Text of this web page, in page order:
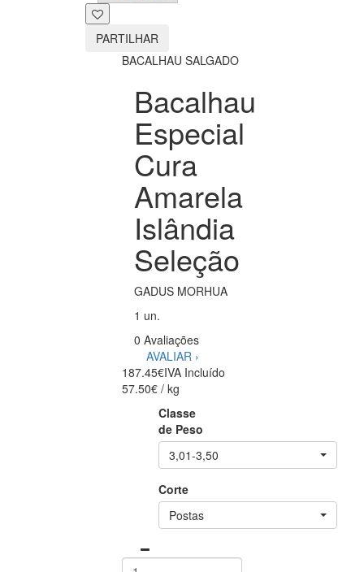
PARTILHAR
BACALHAU SALGADO
Bacalhau
Especial
Cura
Amarela
Islândia
Seleção
GADUS MORHUA
1 un.
0 Avaliações
AVALIAR ›
187.45€IVA Incluído
57.50€ / kg
Classe
de Peso
3,01-3,50
Corte
Postas